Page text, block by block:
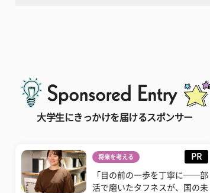
大学生にきっかけを届けるスポンサー
将来を考える PR
「目の前の一歩を丁寧に──部
活で磨いたタフネスが、国の未